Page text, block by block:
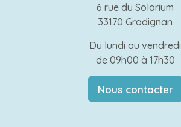
6 rue du Solarium
33170 Gradignan
Du lundi au vendredi
de 09h00 à 17h30
Nous contacter